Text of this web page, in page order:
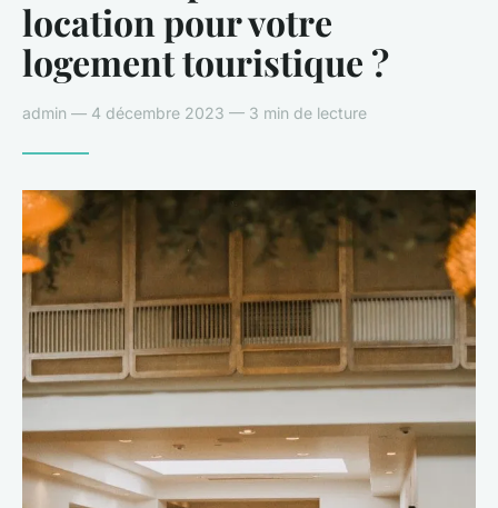
location pour votre
logement touristique ?
admin — 4 décembre 2023 — 3 min de lecture